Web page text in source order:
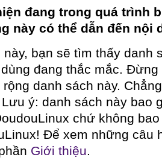
đang trong quá trình
này có thể dẫn đến nội
này, bạn sẽ tìm thấy danh
đang thắc mắc.
danh sách này.
Lưu ý: danh sách này bao
chứ không
Để xem những câu
Giới thiệu.